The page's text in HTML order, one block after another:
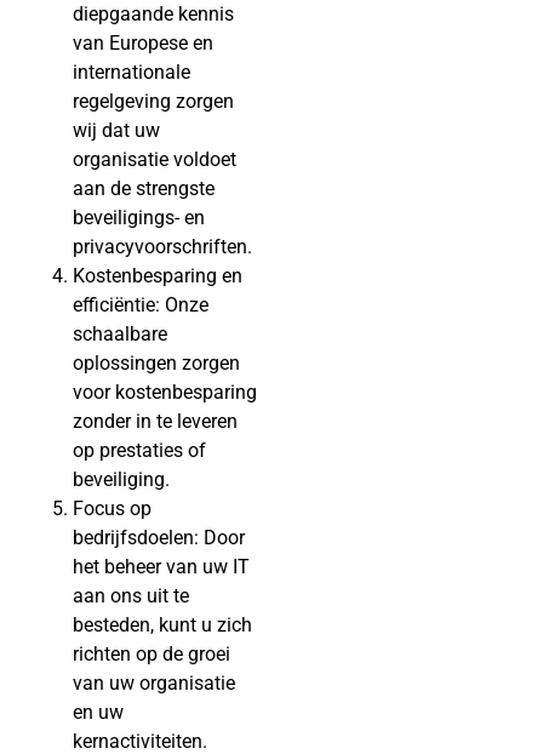
diepgaande kennis
van Europese en
internationale
regelgeving zorgen
wij dat uw
organisatie voldoet
aan de strengste
beveiligings- en
privacyvoorschriften.
Kostenbesparing en
efficiëntie: Onze
schaalbare
oplossingen zorgen
voor kostenbesparing
zonder in te leveren
op prestaties of
beveiliging.
Focus op
bedrijfsdoelen: Door
het beheer van uw IT
aan ons uit te
besteden, kunt u zich
richten op de groei
van uw organisatie
en uw
kernactiviteiten.